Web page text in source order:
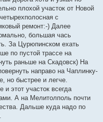
плохой участок от Новой
с
ремонт:-) Далее
большая чась
За Цурюпинском ехать
по пустой трассе на
раньше на Скадовск) На
направо на Чаплинку-
но быстрее и легче.
и этот участок всегда
А на Мелитолполь почти
Дальше куда надо по